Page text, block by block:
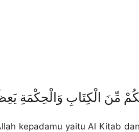
مِّنَ الْكِتَابِ وَالْحِكْمَةِ
kepadamu yaitu Al Kitab